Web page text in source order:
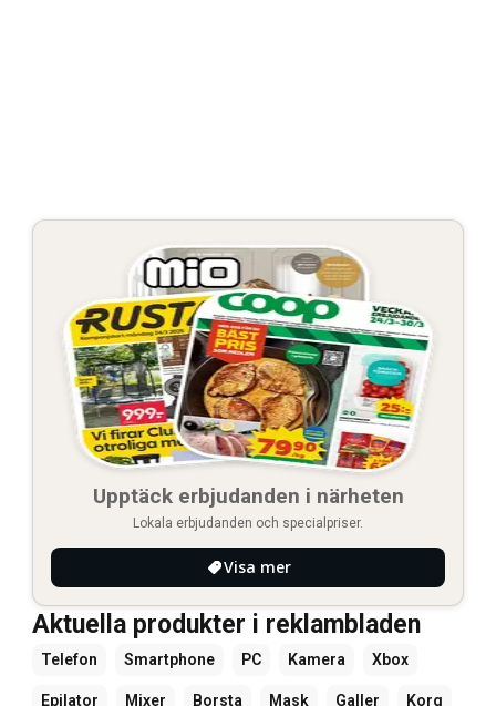
Upptäck erbjudanden i närheten
Lokala erbjudanden och specialpriser.
Visa mer
Aktuella produkter i reklambladen
Telefon Smartphone PC Kamera Xbox
Epilator Mixer Borsta Mask Galler Korg